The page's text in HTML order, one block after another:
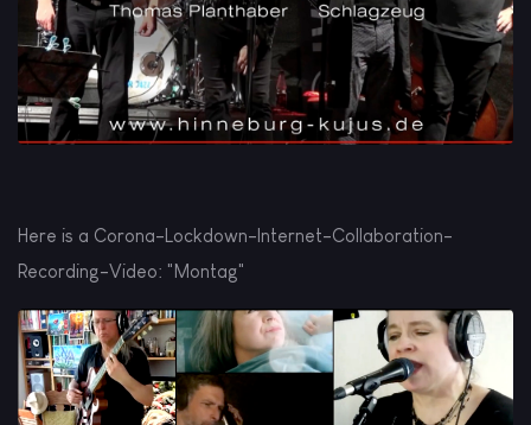
Here is a Corona-Lockdown-Internet-Collaboration-
Recording-Video: "Montag"